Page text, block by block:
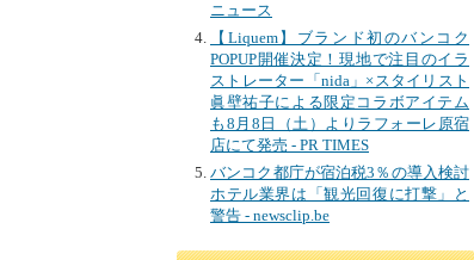
ニュース
【Liquem】ブランド初のバンコク
POPUP開催決定！現地で注目のイラ
ストレーター「nida」×スタイリスト
眞壁祐子による限定コラボアイテム
も8月8日（土）よりラフォーレ原宿
店にて発売 - PR TIMES
バンコク都庁が宿泊税3％の導入検討
ホテル業界は「観光回復に打撃」と
警告 - newsclip.be